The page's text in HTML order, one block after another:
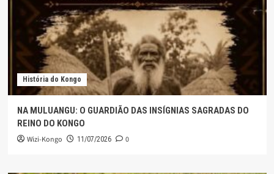
História do Kongo
NA MULUANGU: O GUARDIÃO DAS INSÍGNIAS SAGRADAS DO
REINO DO KONGO
Wizi-Kongo 11/07/2026 0